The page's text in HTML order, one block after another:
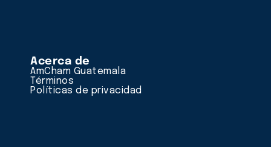
Acerca de
AmCham Guatemala
Términos
Políticas de privacidad